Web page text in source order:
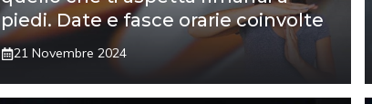
piedi. Date e fasce orarie coinvolte
21 Novembre 2024